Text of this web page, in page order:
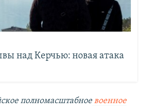
над Керчью: новая атака
полномасштабноевоенное